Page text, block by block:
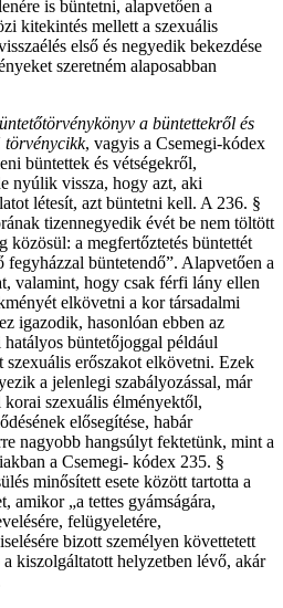
is büntetni, alapvetően a
kitekintés mellett a szexuális
első és negyedik bekezdése
szeretném alaposabban
a büntettekről és
törvénycikk, vagyis a Csemegi-kódex
büntettek és vétségekről,
nyúlik vissza, hogy azt, aki
létesít, azt büntetni kell. A 236. §
tizennegyedik évét be nem töltött
közösül: a megfertőztetés büntettét
büntetendő”. Alapvetően a
valamint, hogy csak férfi lány ellen
elkövetni a kor társadalmi
igazodik, hasonlóan ebben az
büntetőjoggal például
szexuális erőszakot elkövetni. Ezek
a jelenlegi szabályozással, már
szexuális élményektől,
elősegítése, habár
nagyobb hangsúlyt fektetünk, mint a
a Csemegi- kódex 235. §
minősített esete között tartotta a
amikor „a tettes gyámságára,
felügyeletére,
bizott személyen követtetett
kiszolgáltatott helyzetben lévő, akár